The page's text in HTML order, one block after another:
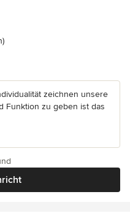
5 Sternen
zeichnen unsere
Funktion zu geben ist das